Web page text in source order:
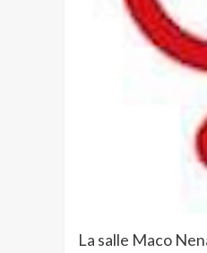
La salle Maco